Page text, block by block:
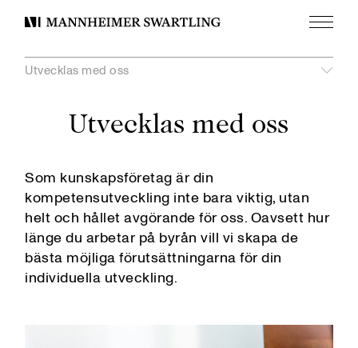
Mannheimer
Meny
Utvecklas med oss
Som kunskapsföretag är din
kompetensutveckling inte bara viktig, utan
helt och hållet avgörande för oss. Oavsett hur
länge du arbetar på byrån vill vi skapa de
bästa möjliga förutsättningarna för din
individuella utveckling.
Utvecklas med oss
Våra värderingar
Utvecklas med oss
Mannheimer Swartling AI Programme
Sommartrainee
Training Programme